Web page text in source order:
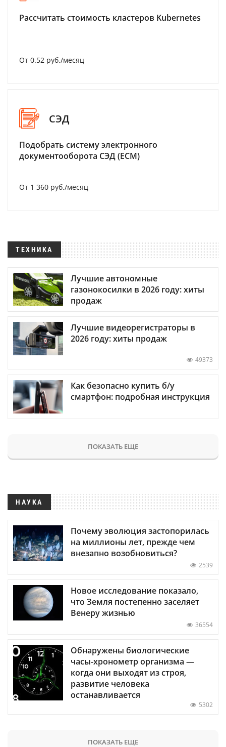
Рассчитать стоимость кластеров Kubernetes
От 0.52 руб./месяц
СЭД
Подобрать систему электронного
документооборота СЭД (ECM)
От 1 360 руб./месяц
ТЕХНИКА
Лучшие автономные
газонокосилки в 2026 году: хиты
продаж
Лучшие видеорегистраторы в
2026 году: хиты продаж
49373
Как безопасно купить б/у
смартфон: подробная инструкция
ПОКАЗАТЬ ЕЩЕ
НАУКА
Почему эволюция застопорилась
на миллионы лет, прежде чем
внезапно возобновиться?
2539
Новое исследование показало,
что Земля постепенно заселяет
Венеру жизнью
36554
Обнаружены биологические
часы-хронометр организма —
когда они выходят из строя,
развитие человека
останавливается
5302
ПОКАЗАТЬ ЕЩЕ